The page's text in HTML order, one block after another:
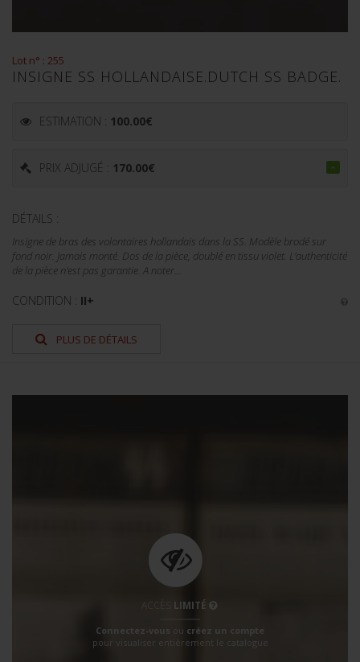
Lot n° : 255
INSIGNE SS HOLLANDAISE.DUTCH SS BADGE.
ESTIMATION : 100.00€
PRIX ADJUGÉ : 170.00€
DÉTAILS :
Insigne de bras des volontaires hollandais dans la SS. Modèle brodé sur
fond noir. Jamais monté. Dos de la pièce, doublé en tissu violet. L'authenticité
de la pièce n'est pas garantie. A noter...
CONDITION : II+
PLUS DE DÉTAILS
ACCÈS LIMITÉ
Connectez-vous ou créez un compte
pour visualiser entièrement le catalogue